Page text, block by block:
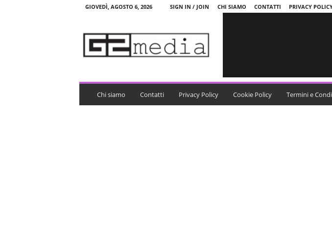
GIOVEDÌ, AGOSTO 6, 2026 SIGN IN / JOIN CHI SIAMO CONTATTI PRIVACY
a
Chi siamo Contatti Privacy Policy Cookie Policy Termini e